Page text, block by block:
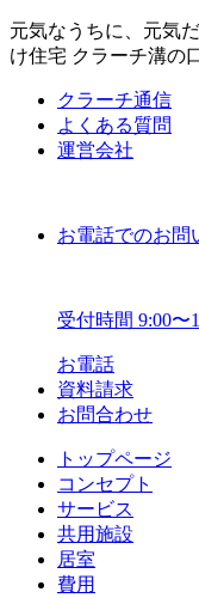
元気なうちに、元気
け住宅 クラーチ溝の
クラーチ通信
よくある質問
運営会社
お電話でのお問
受付時間 9:00〜
お電話
資料請求
お問合わせ
トップページ
コンセプト
サービス
共用施設
居室
費用